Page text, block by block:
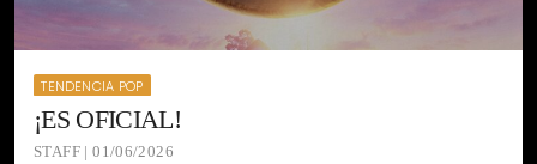
TENDENCIA POP
¡ES OFICIAL!
STAFF | 01/06/2026